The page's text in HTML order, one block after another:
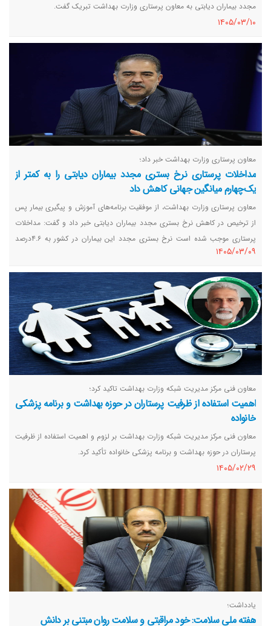
مجدد بیماران دیابتی به معاون پرستاری وزارت بهداشت تبریک گفت.
١٤٠٥/٠٣/١٠
معاون پرستاری وزارت بهداشت خبر داد؛
مداخلات پرستاری نرخ بستری مجدد بیماران دیابتی را به کمتر از
یک‌چهارم میانگین جهانی کاهش داد
معاون پرستاری وزارت بهداشت، از موفقیت برنامه‌های آموزش و پیگیری بیمار پس
از ترخیص در کاهش نرخ بستری مجدد بیماران دیابتی خبر داد و گفت: مداخلات
پرستاری موجب شده است نرخ بستری مجدد این بیماران در کشور به ۴.۶درصد
برسد؛ رقمی که کمتر از یک‌چهارم میانگین جهانی است.
١٤٠٥/٠٣/٠٩
معاون فنی مرکز مدیریت شبکه وزارت بهداشت تاکید کرد؛
اهمیت استفاده از ظرفیت پرستاران در حوزه بهداشت و برنامه پزشکی
خانواده
معاون فنی مرکز مدیریت شبکه وزارت بهداشت بر لزوم و اهمیت استفاده از ظرفیت
پرستاران در حوزه بهداشت و برنامه پزشکی خانواده تأکید کرد.
١٤٠٥/٠٢/٢٩
یادداشت؛
هفته ملی سلامت: خود مراقبتی و سلامت روان مبتنی بر دانش